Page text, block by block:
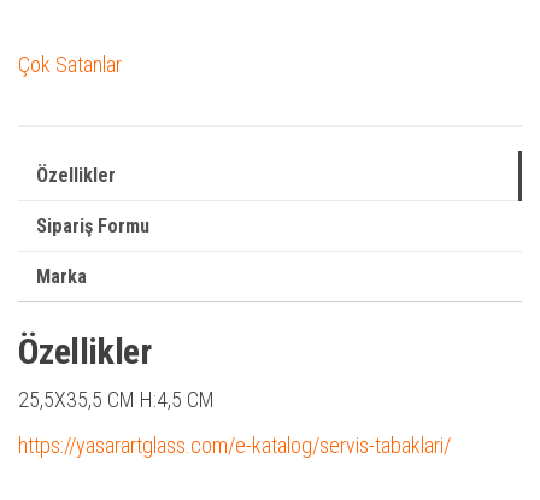
Çok Satanlar
Özellikler
Sipariş Formu
Marka
Özellikler
25,5X35,5 CM H:4,5 CM
https://yasarartglass.com/e-katalog/servis-tabaklari/